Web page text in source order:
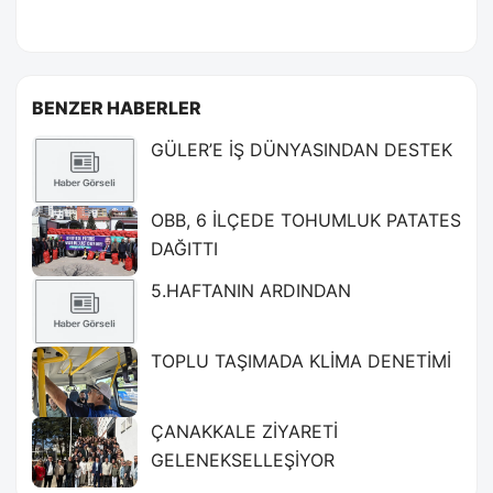
BENZER HABERLER
GÜLER’E İŞ DÜNYASINDAN DESTEK
OBB, 6 İLÇEDE TOHUMLUK PATATES
DAĞITTI
5.HAFTANIN ARDINDAN
TOPLU TAŞIMADA KLİMA DENETİMİ
ÇANAKKALE ZİYARETİ
GELENEKSELLEŞİYOR